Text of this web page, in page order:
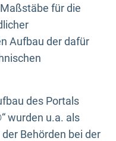
für die
Aufbau der dafür
des Portals
wurden u.a. als
Behörden bei der